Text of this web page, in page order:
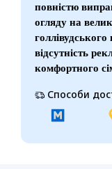
повністю
огляду на
відсутність
комфортного
Способи